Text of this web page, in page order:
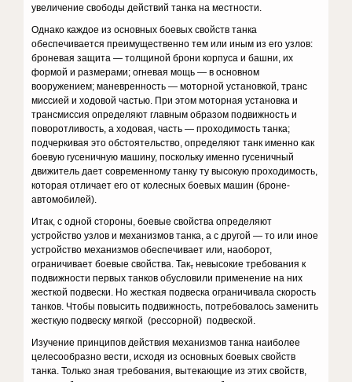
увеличение свободы действий танка на местности.
Однако каждое из основных боевых свойств танка
обеспечивается преимущественно тем или иным из его узлов:
броневая защита — тол­щиной брони корпуса и башни, их
формой и размерами; огневая мощь — в основном
вооружением; маневренность — моторной установкой, транс
миссией и ходовой частью. При этом моторная установка и
трансмиссия определяют главным образом подвижность и
поворотливость, а ходовая, часть — проходимость танка;
подчеркивая это обстоятельство, опреде­ляют танк именно как
боевую гусеничную машину, поскольку именно гусеничный
движитель дает современному танку ту высокую проходимость,
которая отличает его от колесных боевых машин (броне­
автомобилей).
Итак, с одной стороны, боевые свойства определяют
устройство узлов и механизмов танка, а с другой — то или иное
устройство меха­низмов обеспечивает или, наоборот,
ограничивает боевые свойства. Тактневысокие требования к
подвижности первых танков обусловили приме­нение на них
жесткой подвески. Но жесткая подвеска ограничивала ско­рость
танков. Чтобы повысить подвижность, потребовалось заменить
жесткую подвеску мягкой (рессорной) подвеской.
Изучение принципов действия механизмов танка наиболее
целесо­образно вести, исходя из основных боевых свойств
танка. Только зная требования, вытекающие из этих свойств,